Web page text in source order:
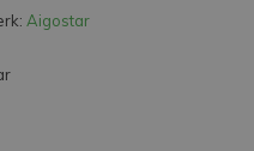
Aigostar